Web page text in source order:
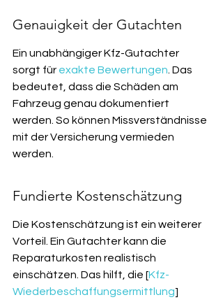
Genauigkeit der Gutachten
Ein unabhängiger Kfz-Gutachter
sorgt für exakte Bewertungen . Das
bedeutet, dass die Schäden am
Fahrzeug genau dokumentiert
werden. So können Missverständnisse
mit der Versicherung vermieden
werden.
Fundierte Kostenschätzung
Die Kostenschätzung ist ein weiterer
Vorteil. Ein Gutachter kann die
Reparaturkosten realistisch
einschätzen. Das hilft, die [Kfz-
Wiederbeschaffungsermittlung]